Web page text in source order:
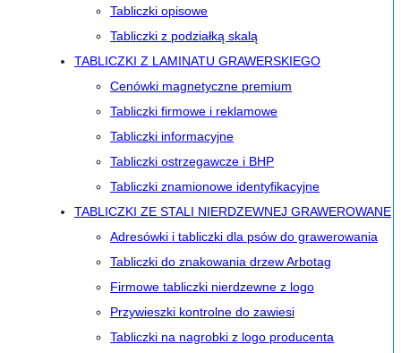
Tabliczki opisowe
Tabliczki z podziałką skalą
TABLICZKI Z LAMINATU GRAWERSKIEGO
Cenówki magnetyczne premium
Tabliczki firmowe i reklamowe
Tabliczki informacyjne
Tabliczki ostrzegawcze i BHP
Tabliczki znamionowe identyfikacyjne
TABLICZKI ZE STALI NIERDZEWNEJ GRAWEROWANE
Adresówki i tabliczki dla psów do grawerowania
Tabliczki do znakowania drzew Arbotag
Firmowe tabliczki nierdzewne z logo
Przywieszki kontrolne do zawiesi
Tabliczki na nagrobki z logo producenta